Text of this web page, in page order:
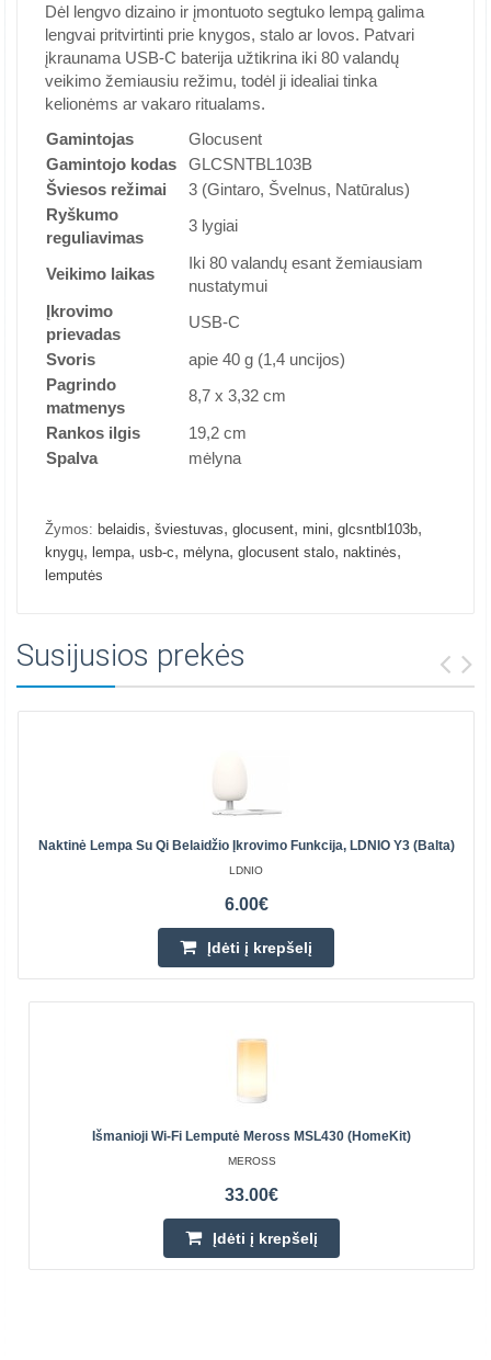
Dėl lengvo dizaino ir įmontuoto segtuko lempą galima
lengvai pritvirtinti prie knygos, stalo ar lovos. Patvari
įkraunama USB-C baterija užtikrina iki 80 valandų
veikimo žemiausiu režimu, todėl ji idealiai tinka
kelionėms ar vakaro ritualams.
Gamintojas
Glocusent
Gamintojo kodas
GLCSNTBL103B
Šviesos režimai
3 (Gintaro, Švelnus, Natūralus)
Ryškumo
reguliavimas
3 lygiai
Veikimo laikas
Iki 80 valandų esant žemiausiam
nustatymui
Įkrovimo
prievadas
USB-C
Svoris
apie 40 g (1,4 uncijos)
Pagrindo
matmenys
8,7 x 3,32 cm
Rankos ilgis
19,2 cm
Spalva
mėlyna
Žymos: belaidis, šviestuvas, glocusent, mini, glcsntbl103b,
knygų, lempa, usb-c, mėlyna, glocusent stalo, naktinės,
lemputės
Susijusios prekės
Naktinė Lempa Su Qi Belaidžio Įkrovimo Funkcija, LDNIO Y3 (balta)
LDNIO
6.00€
Įdėti į krepšelį
Išmanioji Wi-Fi Lemputė Meross MSL430 (HomeKit)
MEROSS
33.00€
Įdėti į krepšelį